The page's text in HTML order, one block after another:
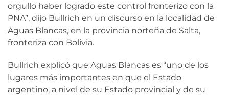
orgullo haber logrado este control fronterizo con la
PNA”, dijo Bullrich en un discurso en la localidad de
Aguas Blancas, en la provincia norteña de Salta,
fronteriza con Bolivia.
Bullrich explicó que Aguas Blancas es “uno de los
lugares más importantes en que el Estado
argentino, a nivel de su Estado provincial y de su